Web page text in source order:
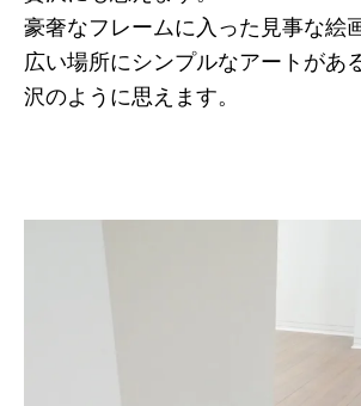
豪奢なフレームに入った見事な絵
広い場所にシンプルなアートがあ
沢のように思えます。